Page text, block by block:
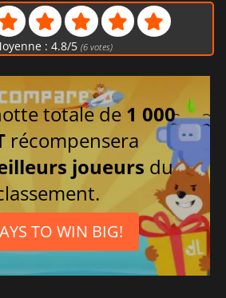
: 4.8/5 (6votes)
totale de 1 000
récompensera
joueurs du
TO WIN BIG!